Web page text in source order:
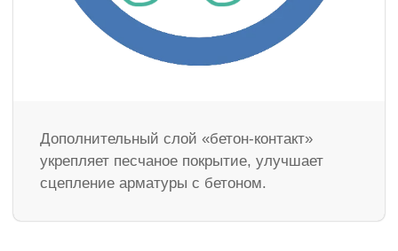
Дополнительный слой «бетон-контакт»
укрепляет песчаное покрытие, улучшает
сцепление арматуры с бетоном.